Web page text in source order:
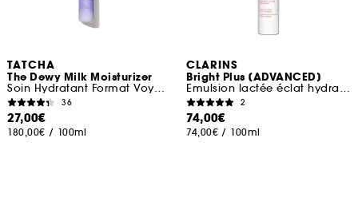
TATCHA
The Dewy Milk Moisturizer
Soin Hydratant Format Voyage
36
27,00€
180,00€ / 100ml
CLARINS
Bright Plus [ADVANCED]
Emulsion lactée éclat hydratante
2
74,00€
74,00€ / 100ml